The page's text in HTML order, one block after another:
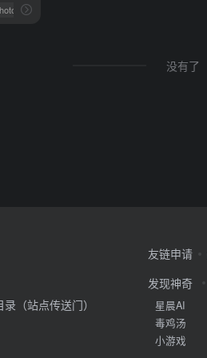
没有了
（站点传送门）
友链申请
发现神奇
星晨AI
毒鸡汤
小游戏